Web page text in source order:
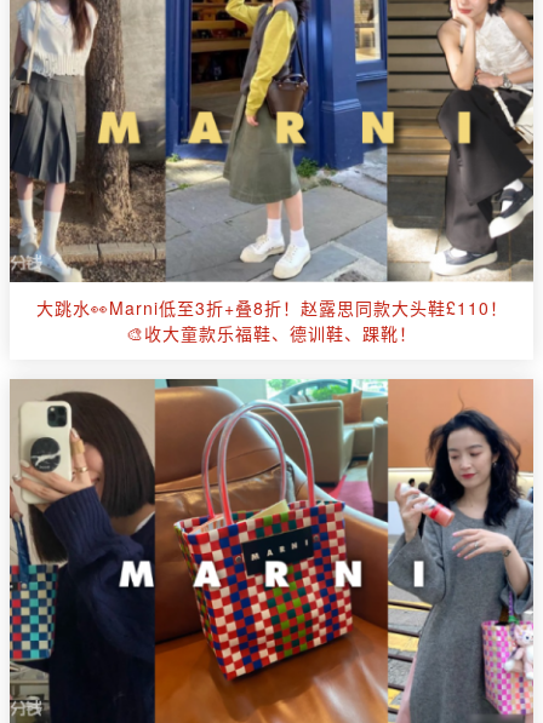
大跳水👀Marni低至3折+叠8折！赵露思同款大头鞋£110！
🎨收大童款乐福鞋、德训鞋、踝靴！